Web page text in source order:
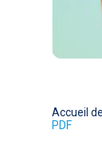
Accueil
PDF